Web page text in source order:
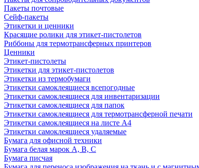
Пакеты почтовые
Сейф-пакеты
Этикетки и ценники
Красящие ролики для этикет-пистолетов
Риббоны для термотрансферных принтеров
Ценники
Этикет-пистолеты
Этикетки для этикет-пистолетов
Этикетки из термобумаги
Этикетки самоклеящиеся всепогодные
Этикетки самоклеящиеся для инвентаризации
Этикетки самоклеящиеся для папок
Этикетки самоклеящиеся для термотрансферной печати
Этикетки самоклеящиеся на листе А4
Этикетки самоклеящиеся удаляемые
Бумага для офисной техники
Бумага белая марок А, В, С
Бумага писчая